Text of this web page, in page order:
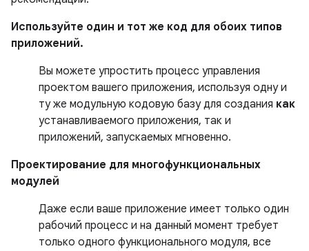
Используйте один и тот же код для обоих типов
приложений.
Вы можете упростить процесс управления
проектом вашего приложения, используя одну и
ту же модульную кодовую базу для создания как
устанавливаемого приложения, так и
приложений, запускаемых мгновенно.
Проектирование для многофункциональных
модулей
Даже если ваше приложение имеет только один
рабочий процесс и на данный момент требует
только одного функционального модуля, все